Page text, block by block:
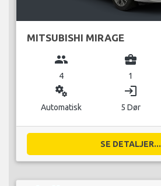
MITSUBISHI MIRAGE
group
4
business_center
1
miscellaneous_services
Automatisk
login
5 Dør
SE DETALJER...